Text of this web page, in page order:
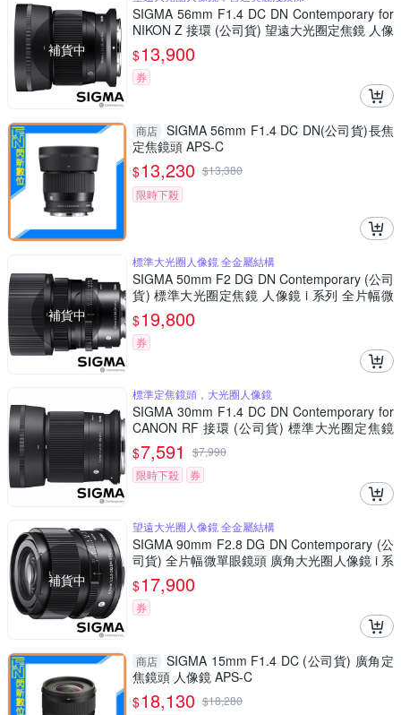
補貨中
SIGMA 56mm F1.4 DC DN Contemporary for
NIKON Z 接環 (公司貨) 望遠大光圈定焦鏡 人像
鏡 APS-C 無反微單眼專用鏡頭
$13,900
券
商店 SIGMA 56mm F1.4 DC DN(公司貨)長焦
定焦鏡頭 APS-C
$13,230 $13,380
限時下殺
補貨中
標準大光圈人像鏡 全金屬結構
SIGMA 50mm F2 DG DN Contemporary (公司
貨) 標準大光圈定焦鏡 人像鏡 i 系列 全片幅微
單眼鏡頭
$19,800
券
標準定焦鏡頭，大光圈人像鏡
SIGMA 30mm F1.4 DC DN Contemporary for
CANON RF 接環 (公司貨) 標準大光圈定焦鏡
人像鏡 APS-C 無反微單眼專用鏡頭
$7,591 $7,990
限時下殺
券
補貨中
望遠大光圈人像鏡 全金屬結構
SIGMA 90mm F2.8 DG DN Contemporary (公
司貨) 全片幅微單眼鏡頭 廣角大光圈人像鏡 i 系
列
$17,900
券
商店 SIGMA 15mm F1.4 DC (公司貨) 廣角定
焦鏡頭 人像鏡 APS-C
$18,130 $18,280